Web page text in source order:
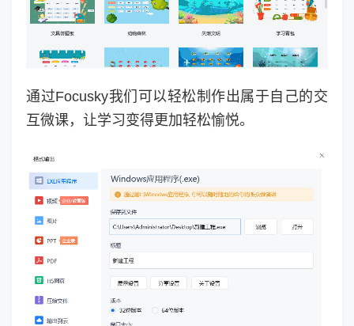
通过Focusky我们可以轻松制作出属于自己的交
互微课，让学习变得更加轻松愉悦。